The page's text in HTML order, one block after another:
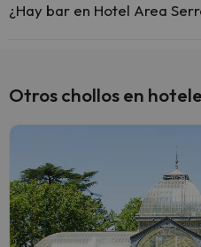
¿Hay bar en Hotel Area
Otros chollos en